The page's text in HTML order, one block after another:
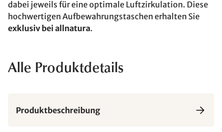
dabei jeweils für eine optimale Luftzirkulation. Diese
hochwertigen Aufbewahrungstaschen erhalten Sie
exklusiv bei allnatura.
Alle Produktdetails
Produktbeschreibung